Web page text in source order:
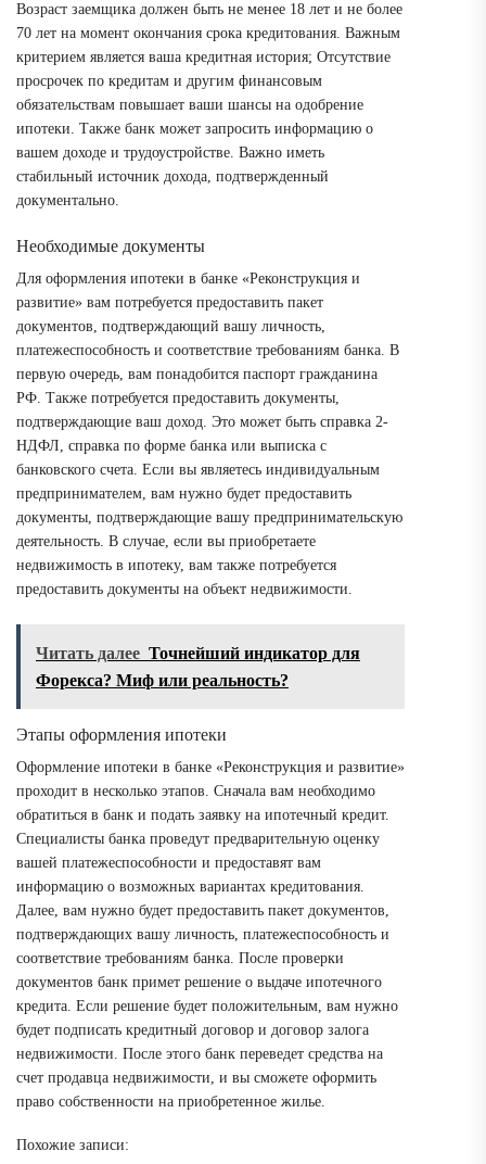
Возраст заемщика должен быть не менее 18 лет и не более
70 лет на момент окончания срока кредитования. Важным
критерием является ваша кредитная история; Отсутствие
просрочек по кредитам и другим финансовым
обязательствам повышает ваши шансы на одобрение
ипотеки. Также банк может запросить информацию о
вашем доходе и трудоустройстве. Важно иметь
стабильный источник дохода, подтвержденный
документально.
Необходимые документы
Для оформления ипотеки в банке «Реконструкция и
развитие» вам потребуется предоставить пакет
документов, подтверждающий вашу личность,
платежеспособность и соответствие требованиям банка. В
первую очередь, вам понадобится паспорт гражданина
РФ. Также потребуется предоставить документы,
подтверждающие ваш доход. Это может быть справка 2-
НДФЛ, справка по форме банка или выписка с
банковского счета. Если вы являетесь индивидуальным
предпринимателем, вам нужно будет предоставить
документы, подтверждающие вашу предпринимательскую
деятельность. В случае, если вы приобретаете
недвижимость в ипотеку, вам также потребуется
предоставить документы на объект недвижимости.
Читать далее Точнейший индикатор для
Форекса? Миф или реальность?
Этапы оформления ипотеки
Оформление ипотеки в банке «Реконструкция и развитие»
проходит в несколько этапов. Сначала вам необходимо
обратиться в банк и подать заявку на ипотечный кредит.
Специалисты банка проведут предварительную оценку
вашей платежеспособности и предоставят вам
информацию о возможных вариантах кредитования.
Далее, вам нужно будет предоставить пакет документов,
подтверждающих вашу личность, платежеспособность и
соответствие требованиям банка. После проверки
документов банк примет решение о выдаче ипотечного
кредита. Если решение будет положительным, вам нужно
будет подписать кредитный договор и договор залога
недвижимости. После этого банк переведет средства на
счет продавца недвижимости, и вы сможете оформить
право собственности на приобретенное жилье.
Похожие записи: